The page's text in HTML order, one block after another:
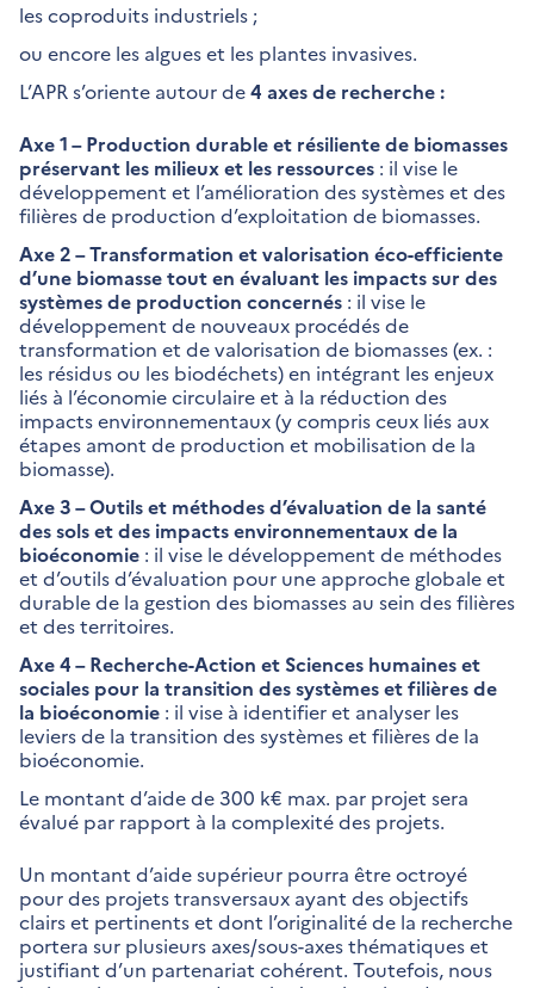
les coproduits industriels ;
ou encore les algues et les plantes invasives.
L’APR s’oriente autour de4 axes de recherche :
Axe 1 – Production durable et résiliente de biomasses
préservant les milieux et les ressources : il vise le
développement et l’amélioration des systèmes et des
filières de production d’exploitation de biomasses.
Axe 2 – Transformation et valorisation éco-efficiente
d’une biomasse tout en évaluant les impacts sur des
systèmes de production concernés : il vise le
développement de nouveaux procédés de
transformation et de valorisation de biomasses (ex. :
les résidus ou les biodéchets) en intégrant les enjeux
liés à l’économie circulaire et à la réduction des
impacts environnementaux (y compris ceux liés aux
étapes amont de production et mobilisation de la
biomasse).
Axe 3 – Outils et méthodes d’évaluation de la santé
des sols et des impacts environnementaux de la
bioéconomie : il vise le développement de méthodes
et d’outils d’évaluation pour une approche globale et
durable de la gestion des biomasses au sein des filières
et des territoires.
Axe 4 – Recherche-Action et Sciences humaines et
sociales pour la transition des systèmes et filières de
la bioéconomie : il vise à identifier et analyser les
leviers de la transition des systèmes et filières de la
bioéconomie.
Le montant d’aide de 300 k€ max. par projet sera
évalué par rapport à la complexité des projets.
Un montant d’aide supérieur pourra être octroyé
pour des projets transversaux ayant des objectifs
clairs et pertinents et dont l’originalité de la recherche
portera sur plusieurs axes/sous-axes thématiques et
justifiant d’un partenariat cohérent. Toutefois, nous